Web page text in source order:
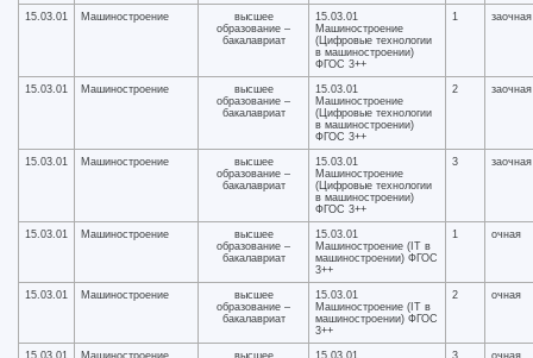
15.03.01 Машиностроение
высшее
образование –
бакалавриат
15.03.01
Машиностроение
(Цифровые технологии
в машиностроении)
ФГОС 3++
1 заочная
15.03.01 Машиностроение
высшее
образование –
бакалавриат
15.03.01
Машиностроение
(Цифровые технологии
в машиностроении)
ФГОС 3++
2 заочная
15.03.01 Машиностроение
высшее
образование –
бакалавриат
15.03.01
Машиностроение
(Цифровые технологии
в машиностроении)
ФГОС 3++
3 заочная
15.03.01 Машиностроение
высшее
образование –
бакалавриат
15.03.01
Машиностроение (IT в
машиностроении) ФГОС
3++
1 очная
15.03.01 Машиностроение
высшее
образование –
бакалавриат
15.03.01
Машиностроение (IT в
машиностроении) ФГОС
3++
2 очная